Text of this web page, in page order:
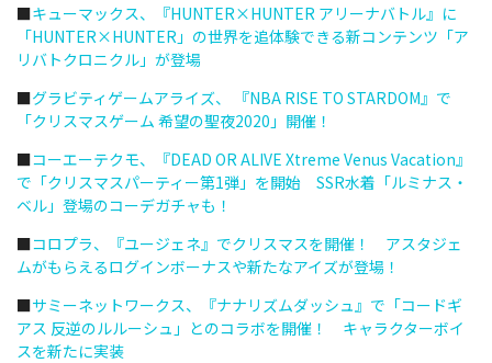
■キューマックス、『HUNTER×HUNTER アリーナバトル』に
「HUNTER×HUNTER」の世界を追体験できる新コンテンツ「ア
リバトクロニクル」が登場
■グラビティゲームアライズ、 『NBA RISE TO STARDOM』で
「クリスマスゲーム 希望の聖夜2020」開催！
■コーエーテクモ、『DEAD OR ALIVE Xtreme Venus Vacation』
で「クリスマスパーティー第1弾」を開始 SSR水着「ルミナス・
ベル」登場のコーデガチャも！
■コロプラ、『ユージェネ』でクリスマスを開催！ アスタジェ
ムがもらえるログインボーナスや新たなアイズが登場！
■サミーネットワークス、『ナナリズムダッシュ』で「コードギ
アス 反逆のルルーシュ」とのコラボを開催！ キャラクターボイ
スを新たに実装